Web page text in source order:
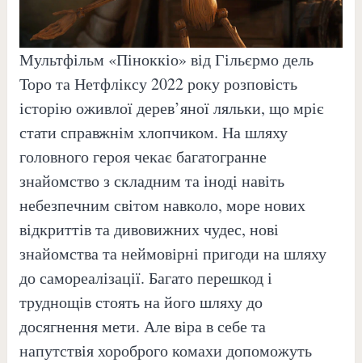
Мультфільм «Піноккіо» від Гільєрмо дель
Торо та Нетфліксу 2022 року розповість
історію оживлої дерев’яної ляльки, що мріє
стати справжнім хлопчиком. На шляху
головного героя чекає багатогранне
знайомство з складним та іноді навіть
небезпечним світом навколо, море нових
відкриттів та дивовижних чудес, нові
знайомства та неймовірні пригоди на шляху
до самореалізації. Багато перешкод і
труднощів стоять на його шляху до
досягнення мети. Але віра в себе та
напутствія хороброго комахи допоможуть